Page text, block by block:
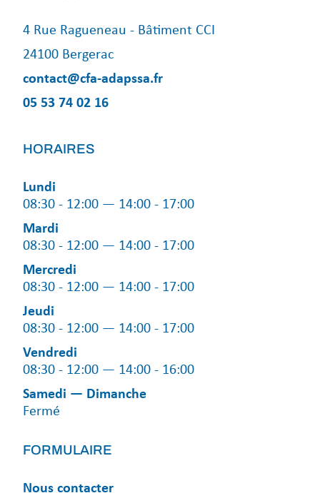
4 Rue Ragueneau - Bâtiment CCI
24100 Bergerac
contact@cfa-adapssa.fr
05 53 74 02 16
HORAIRES
Lundi
08:30 - 12:00 — 14:00 - 17:00
Mardi
08:30 - 12:00 — 14:00 - 17:00
Mercredi
08:30 - 12:00 — 14:00 - 17:00
Jeudi
08:30 - 12:00 — 14:00 - 17:00
Vendredi
08:30 - 12:00 — 14:00 - 16:00
Samedi — Dimanche
Fermé
FORMULAIRE
Nous contacter